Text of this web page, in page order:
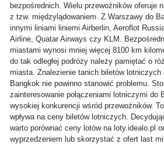
bezpośrednich. Wielu przewoźników oferuje
z tzw. międzylądowaniem. Z Warszawy do
innymi liniami liniemi Airberlin, Aeroflot
Airline, Quatar Airways czy KLM.
miastami wynosi mniej więcej 8100 km
do tak odległej podróży należy pamiętać o
miasta. Znalezienie tanich biletów lotniczych
Bangkok nie powinno stanowić problemu.
zainteresowanie połączeniami lotniczymi do
wysokiej konkurencji wśród przewoźników.
wpływa na ceny biletów lotniczych.
warto porównać ceny lotów na loty.idealo.pl
wyprzedzeniem lub skorzystać z ofert last